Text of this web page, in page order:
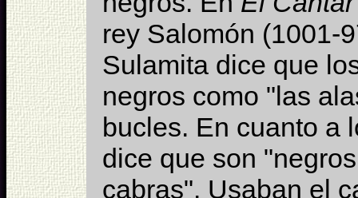
rey Salomón (1001-
Sulamita dice que
negros como "las
bucles. En cuanto a
dice que son
cabras". Usaban el